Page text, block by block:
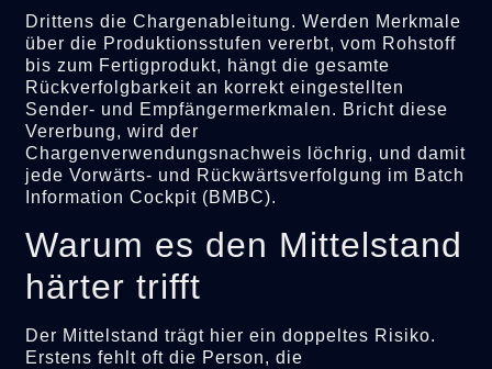
Drittens die Chargenableitung. Werden Merkmale
über die Produktionsstufen vererbt, vom Rohstoff
bis zum Fertigprodukt, hängt die gesamte
Rückverfolgbarkeit an korrekt eingestellten
Sender- und Empfängermerkmalen. Bricht diese
Vererbung, wird der
Chargenverwendungsnachweis löchrig, und damit
jede Vorwärts- und Rückwärtsverfolgung im Batch
Information Cockpit (BMBC).
Warum es den Mittelstand
härter trifft
Der Mittelstand trägt hier ein doppeltes Risiko.
Erstens fehlt oft die Person, die